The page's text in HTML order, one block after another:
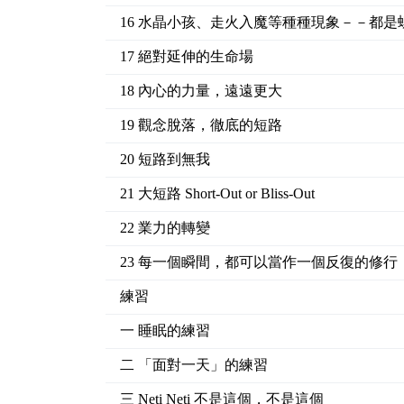
16 水晶小孩、走火入魔等種種現象－－都是
17 絕對延伸的生命場
18 內心的力量，遠遠更大
19 觀念脫落，徹底的短路
20 短路到無我
21 大短路 Short-Out or Bliss-Out
22 業力的轉變
23 每一個瞬間，都可以當作一個反復的修行
練習
一 睡眠的練習
二 「面對一天」的練習
三 Neti Neti 不是這個，不是這個